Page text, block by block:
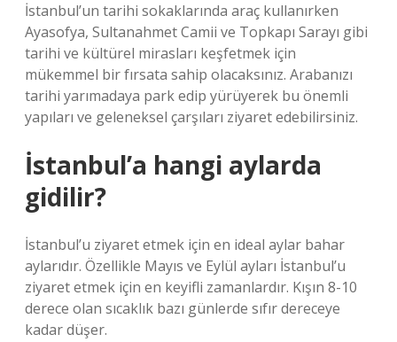
İstanbul’un tarihi sokaklarında araç kullanırken
Ayasofya, Sultanahmet Camii ve Topkapı Sarayı gibi
tarihi ve kültürel mirasları keşfetmek için
mükemmel bir fırsata sahip olacaksınız. Arabanızı
tarihi yarımadaya park edip yürüyerek bu önemli
yapıları ve geleneksel çarşıları ziyaret edebilirsiniz.
İstanbul’a hangi aylarda
gidilir?
İstanbul’u ziyaret etmek için en ideal aylar bahar
aylarıdır. Özellikle Mayıs ve Eylül ayları İstanbul’u
ziyaret etmek için en keyifli zamanlardır. Kışın 8-10
derece olan sıcaklık bazı günlerde sıfır dereceye
kadar düşer.